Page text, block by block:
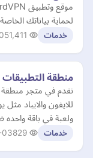
لحماية بياناتك
خدمات
منطقة التطبيقات
نقدم في متجر منطقة
ولعبة في باقة
خدمات 03